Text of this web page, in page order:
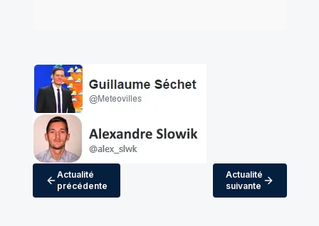
Actualité
précédente
Actualité
suivante